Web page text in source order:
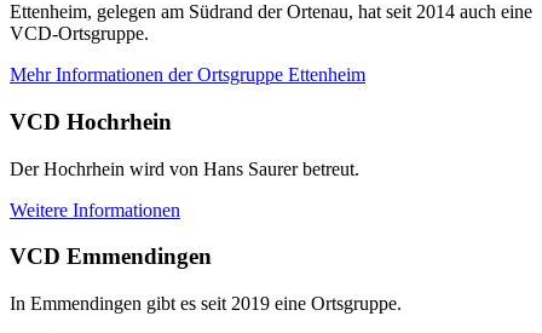
Ettenheim, gelegen am Südrand der Ortenau, hat seit 2014 auch eine
VCD-Ortsgruppe.
Mehr Informationen der Ortsgruppe Ettenheim
VCD Hochrhein
Der Hochrhein wird von Hans Saurer betreut.
Weitere Informationen
VCD Emmendingen
In Emmendingen gibt es seit 2019 eine Ortsgruppe.